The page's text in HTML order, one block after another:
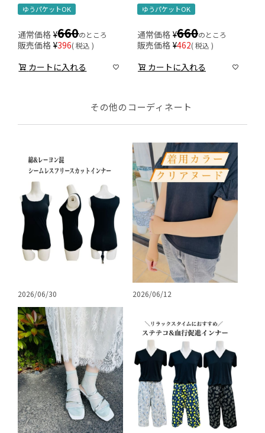
ゆうパケットOK
通常価格 ¥660のところ
販売価格 ¥396 税込
カートに入れる
ゆうパケットOK
通常価格 ¥660のところ
販売価格 ¥462 税込
カートに入れる
その他のコーディネート
2026/06/30 2026/06/12